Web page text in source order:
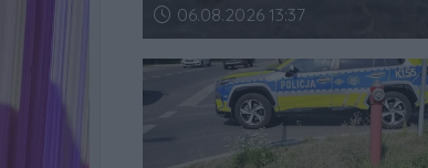
Data dodania artykułu:
06.08.2026 13:37